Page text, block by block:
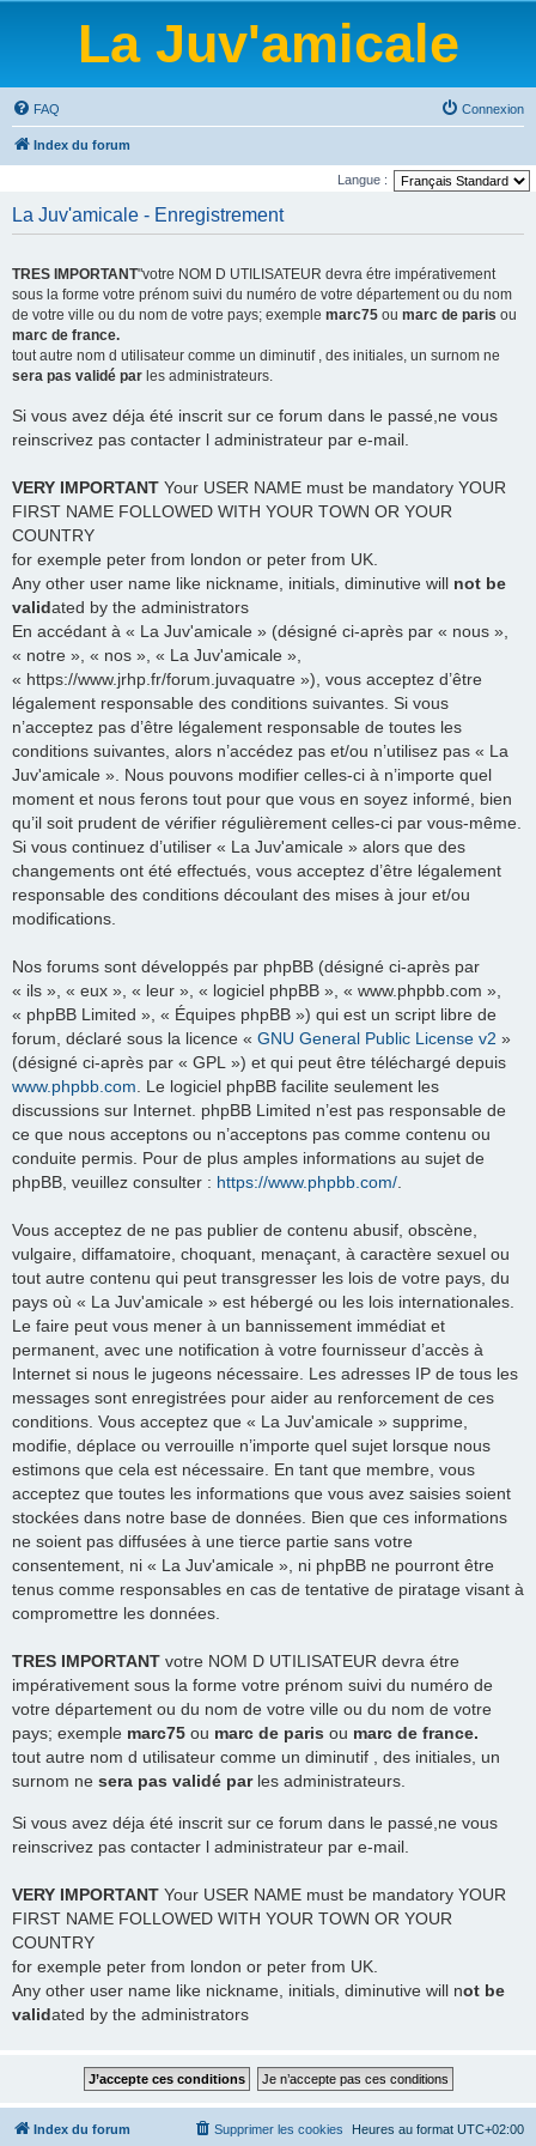
La Juv'amicale
FAQ Connexion
Index du forum
Langue :
La Juv'amicale - Enregistrement
TRES IMPORTANT"votre NOM D UTILISATEUR devra étre impérativement
sous la forme votre prénom suivi du numéro de votre département ou du nom
de votre ville ou du nom de votre pays; exemple marc75 ou marc de paris ou
marc de france.
tout autre nom d utilisateur comme un diminutif , des initiales, un surnom ne
sera pas validé par les administrateurs.
Si vous avez déja été inscrit sur ce forum dans le passé,ne vous
reinscrivez pas contacter l administrateur par e-mail.
VERY IMPORTANT Your USER NAME must be mandatory YOUR
FIRST NAME FOLLOWED WITH YOUR TOWN OR YOUR
COUNTRY
for exemple peter from london or peter from UK.
Any other user name like nickname, initials, diminutive will not be
validated by the administrators
En accédant à « La Juv'amicale » (désigné ci-après par « nous »,
« notre », « nos », « La Juv'amicale »,
« https://www.jrhp.fr/forum.juvaquatre »), vous acceptez d’être
légalement responsable des conditions suivantes. Si vous
n’acceptez pas d’être légalement responsable de toutes les
conditions suivantes, alors n’accédez pas et/ou n’utilisez pas « La
Juv'amicale ». Nous pouvons modifier celles-ci à n’importe quel
moment et nous ferons tout pour que vous en soyez informé, bien
qu’il soit prudent de vérifier régulièrement celles-ci par vous-même.
Si vous continuez d’utiliser « La Juv'amicale » alors que des
changements ont été effectués, vous acceptez d’être légalement
responsable des conditions découlant des mises à jour et/ou
modifications.
Nos forums sont développés par phpBB (désigné ci-après par
« ils », « eux », « leur », « logiciel phpBB », « www.phpbb.com »,
« phpBB Limited », « Équipes phpBB ») qui est un script libre de
forum, déclaré sous la licence « GNU General Public License v2 »
(désigné ci-après par « GPL ») et qui peut être téléchargé depuis
www.phpbb.com. Le logiciel phpBB facilite seulement les
discussions sur Internet. phpBB Limited n’est pas responsable de
ce que nous acceptons ou n’acceptons pas comme contenu ou
conduite permis. Pour de plus amples informations au sujet de
phpBB, veuillez consulter : https://www.phpbb.com/.
Vous acceptez de ne pas publier de contenu abusif, obscène,
vulgaire, diffamatoire, choquant, menaçant, à caractère sexuel ou
tout autre contenu qui peut transgresser les lois de votre pays, du
pays où « La Juv'amicale » est hébergé ou les lois internationales.
Le faire peut vous mener à un bannissement immédiat et
permanent, avec une notification à votre fournisseur d’accès à
Internet si nous le jugeons nécessaire. Les adresses IP de tous les
messages sont enregistrées pour aider au renforcement de ces
conditions. Vous acceptez que « La Juv'amicale » supprime,
modifie, déplace ou verrouille n’importe quel sujet lorsque nous
estimons que cela est nécessaire. En tant que membre, vous
acceptez que toutes les informations que vous avez saisies soient
stockées dans notre base de données. Bien que ces informations
ne soient pas diffusées à une tierce partie sans votre
consentement, ni « La Juv'amicale », ni phpBB ne pourront être
tenus comme responsables en cas de tentative de piratage visant à
compromettre les données.
TRES IMPORTANT votre NOM D UTILISATEUR devra étre
impérativement sous la forme votre prénom suivi du numéro de
votre département ou du nom de votre ville ou du nom de votre
pays; exemple marc75 ou marc de paris ou marc de france.
tout autre nom d utilisateur comme un diminutif , des initiales, un
surnom ne sera pas validé parles administrateurs.
Si vous avez déja été inscrit sur ce forum dans le passé,ne vous
reinscrivez pas contacter l administrateur par e-mail.
VERY IMPORTANT Your USER NAME must be mandatory YOUR
FIRST NAME FOLLOWED WITH YOUR TOWN OR YOUR
COUNTRY
for exemple peter from london or peter from UK.
Any other user name like nickname, initials, diminutive will not be
validated by the administrators
Index du forum Heures au format UTC+02:00
Supprimer les cookies